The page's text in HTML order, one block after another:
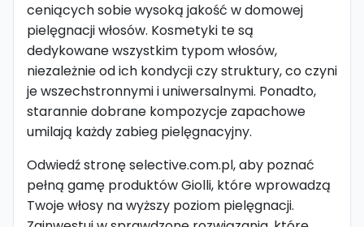
ceniących sobie wysoką jakość w domowej
pielęgnacji włosów. Kosmetyki te są
dedykowane wszystkim typom włosów,
niezależnie od ich kondycji czy struktury, co czyni
je wszechstronnymi i uniwersalnymi. Ponadto,
starannie dobrane kompozycje zapachowe
umilają każdy zabieg pielęgnacyjny.
Odwiedź stronę selective.com.pl, aby poznać
pełną gamę produktów Giolli, które wprowadzą
Twoje włosy na wyższy poziom pielęgnacji.